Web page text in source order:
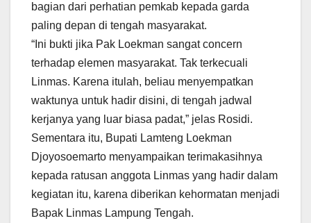
bagian dari perhatian pemkab kepada garda
paling depan di tengah masyarakat.
“Ini bukti jika Pak Loekman sangat concern
terhadap elemen masyarakat. Tak terkecuali
Linmas. Karena itulah, beliau menyempatkan
waktunya untuk hadir disini, di tengah jadwal
kerjanya yang luar biasa padat,” jelas Rosidi.
Sementara itu, Bupati Lamteng Loekman
Djoyosoemarto menyampaikan terimakasihnya
kepada ratusan anggota Linmas yang hadir dalam
kegiatan itu, karena diberikan kehormatan menjadi
Bapak Linmas Lampung Tengah.